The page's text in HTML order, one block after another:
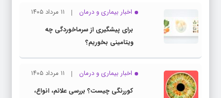
اخبار بیماری و درمان
۱۱ مرداد ۱۴۰۵
برای پیشگیری از سرماخوردگی چه
ویتامینی بخوریم؟
اخبار بیماری و درمان
۱۱ مرداد ۱۴۰۵
کوررنگی چیست؟ بررسی علائم، انواع،